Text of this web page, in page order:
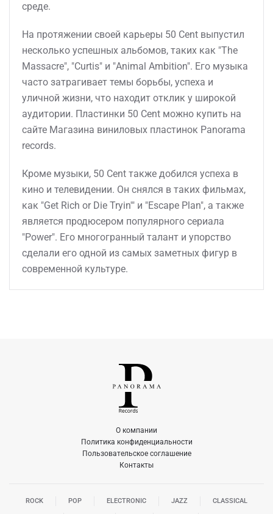
среде.
На протяжении своей карьеры 50 Cent выпустил
несколько успешных альбомов, таких как "The
Massacre", "Curtis" и "Animal Ambition". Его музыка
часто затрагивает темы борьбы, успеха и
уличной жизни, что находит отклик у широкой
аудитории. Пластинки 50 Cent можно купить на
сайте Магазина виниловых пластинок Panorama
records.
Кроме музыки, 50 Cent также добился успеха в
кино и телевидении. Он снялся в таких фильмах,
как "Get Rich or Die Tryin'" и "Escape Plan", а также
является продюсером популярного сериала
"Power". Его многогранный талант и упорство
сделали его одной из самых заметных фигур в
современной культуре.
О компании
Политика конфиденциальности
Пользовательское соглашение
Контакты
ROCK POP ELECTRONIC JAZZ CLASSICAL